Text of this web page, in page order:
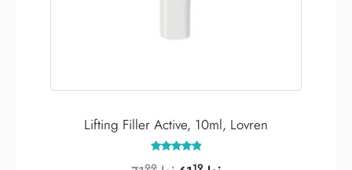
Lifting Filler Active, 10ml, Lovren